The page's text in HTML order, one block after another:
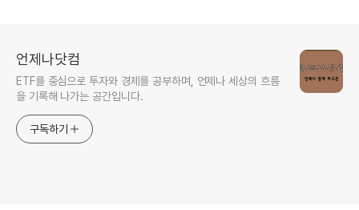
언제나닷컴
ETF를 중심으로 투자와 경제를 공부하며, 언제나 세상의 흐름
을 기록해 나가는 공간입니다.
구독하기